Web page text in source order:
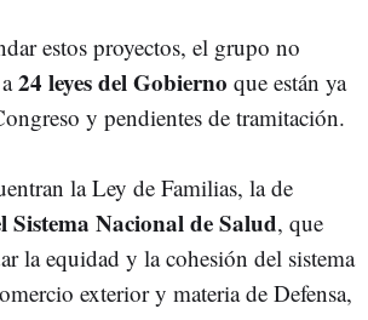
estos proyectos, el grupo no
24 leyes del Gobierno que están ya
y pendientes de tramitación.
la Ley de Familias, la de
Sistema Nacional de Salud, que
la equidad y la cohesión del sistema
exterior y materia de Defensa,